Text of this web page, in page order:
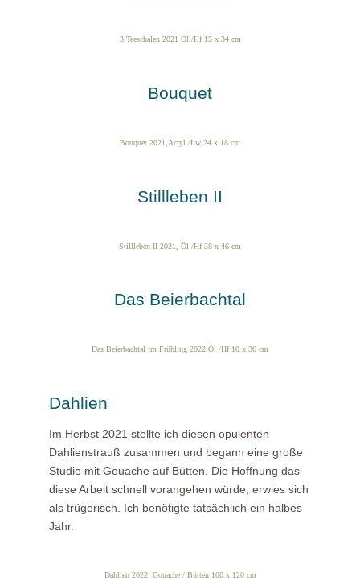
3 Teeschalen 2021 Öl /Hf 15 x 34 cm
Bouquet
Bouquet 2021,Acryl /Lw 24 x 18 cm
Stillleben II
Stillleben II 2021, Öl /Hf 38 x 46 cm
Das Beierbachtal
Das Beierbachtal im Frühling 2022,Öl /Hf 10 x 36 cm
Dahlien
Im Herbst 2021 stellte ich diesen opulenten
Dahlienstrauß zusammen und begann eine große
Studie mit Gouache auf Bütten. Die Hoffnung das
diese Arbeit schnell vorangehen würde, erwies sich
als trügerisch. Ich benötigte tatsächlich ein halbes
Jahr.
Dahlien 2022, Gouache / Bütten 100 x 120 cm